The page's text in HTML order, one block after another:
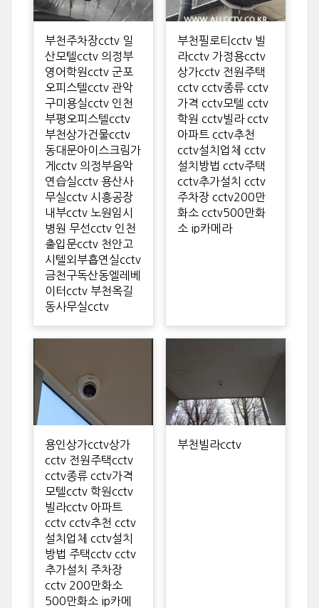
부천주차장cctv 일
산모텔cctv 의정부
영어학원cctv 군포
오피스텔cctv 관악
구미용실cctv 인천
부평오피스텔cctv
부천상가건물cctv
동대문아이스크림가
게cctv 의정부음악
연습실cctv 용산사
무실cctv 시흥공장
내부cctv 노원임시
병원 무선cctv 인천
출입문cctv 천안고
시텔외부흡연실cctv
금천구독산동엘레베
이터cctv 부천옥길
동사무실cctv
부천필로티cctv 빌
라cctv 가정용cctv
상가cctv 전원주택
cctv cctv종류 cctv
가격 cctv모텔 cctv
학원 cctv빌라 cctv
아파트 cctv추천
cctv설치업체 cctv
설치방법 cctv주택
cctv추가설치 cctv
주차장 cctv200만
화소 cctv500만화
소 ip카메라
용인상가cctv상가
cctv 전원주택cctv
cctv종류 cctv가격
모텔cctv 학원cctv
빌라cctv 아파트
cctv cctv추천 cctv
설치업체 cctv설치
방법 주택cctv cctv
추가설치 주차장
cctv 200만화소
500만화소 ip카메
부천빌라cctv